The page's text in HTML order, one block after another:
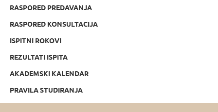
RASPORED PREDAVANJA
RASPORED KONSULTACIJA
ISPITNI ROKOVI
REZULTATI ISPITA
AKADEMSKI KALENDAR
PRAVILA STUDIRANJA